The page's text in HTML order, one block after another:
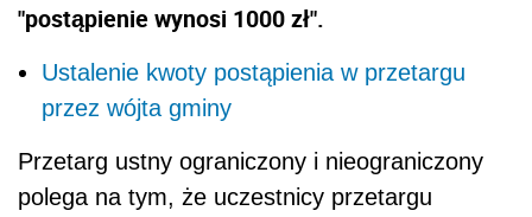
"postąpienie wynosi 1000 zł".
Ustalenie kwoty postąpienia w przetargu
przez wójta gminy
Przetarg ustny ograniczony i nieograniczony
polega na tym, że uczestnicy przetargu